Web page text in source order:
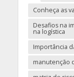
Conheça as
Desafios na
na logística
Importância
manutenção